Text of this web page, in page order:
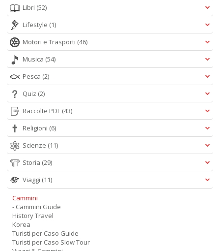
Libri (52)
Lifestyle (1)
Motori e Trasporti (46)
Musica (54)
Pesca (2)
Quiz (2)
Raccolte PDF (43)
Religioni (6)
Scienze (11)
Storia (29)
Viaggi (11)
Cammini
- Cammini Guide
History Travel
Korea
Turisti per Caso Guide
Turisti per Caso Slow Tour